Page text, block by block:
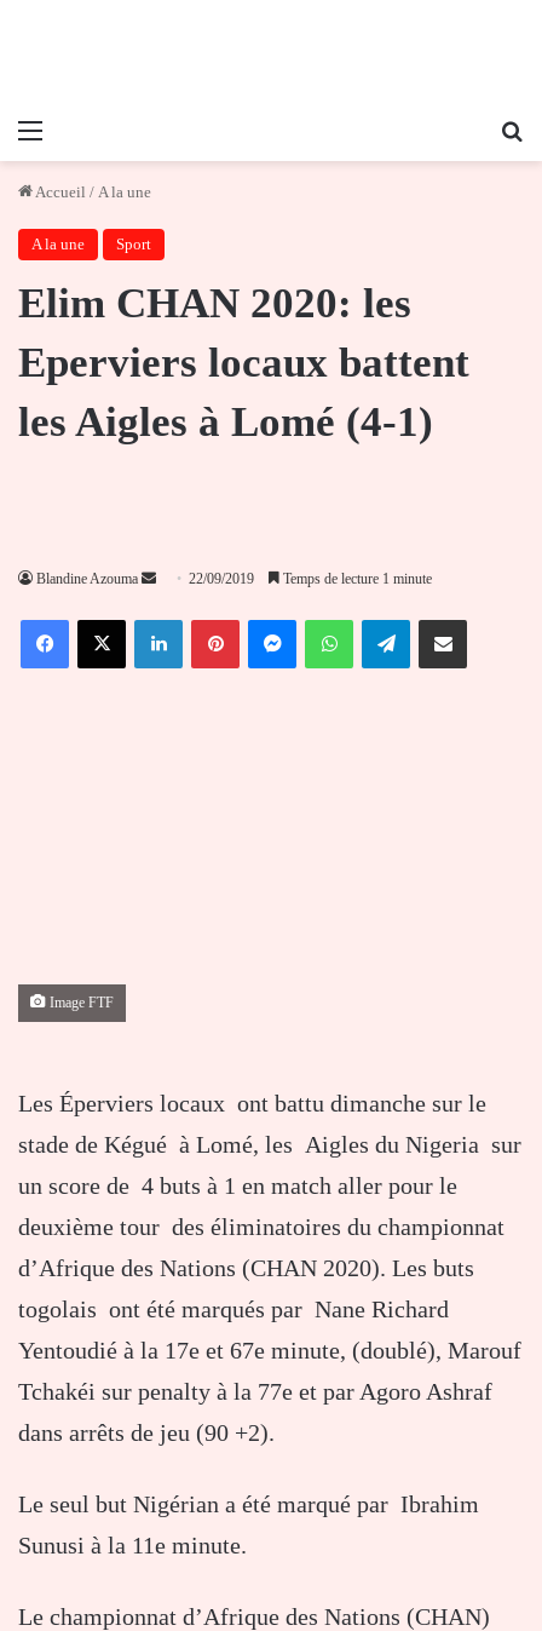
Menu
Accueil / A la une
A la une Sport
Elim CHAN 2020: les
Eperviers locaux battent
les Aigles à Lomé (4-1)
Blandine Azouma
Envoyer
courriel
22/09/2019 Temps de lecture 1 minute
FacebookX LinkedinPinterestMessengerWhatsAppTelegramPartager par email
Image FTF
Les Éperviers locaux ont battu dimanche sur le
stade de Kégué à Lomé, les Aigles du Nigeria sur
un score de 4 buts à 1 en match aller pour le
deuxième tour des éliminatoires du championnat
d’Afrique des Nations (CHAN 2020). Les buts
togolais ont été marqués par Nane Richard
Yentoudié à la 17e et 67e minute, (doublé), Marouf
Tchakéi sur penalty à la 77e et par Agoro Ashraf
dans arrêts de jeu (90 +2).
Le seul but Nigérian a été marqué par Ibrahim
Sunusi à la 11e minute.
Le championnat d’Afrique des Nations (CHAN)